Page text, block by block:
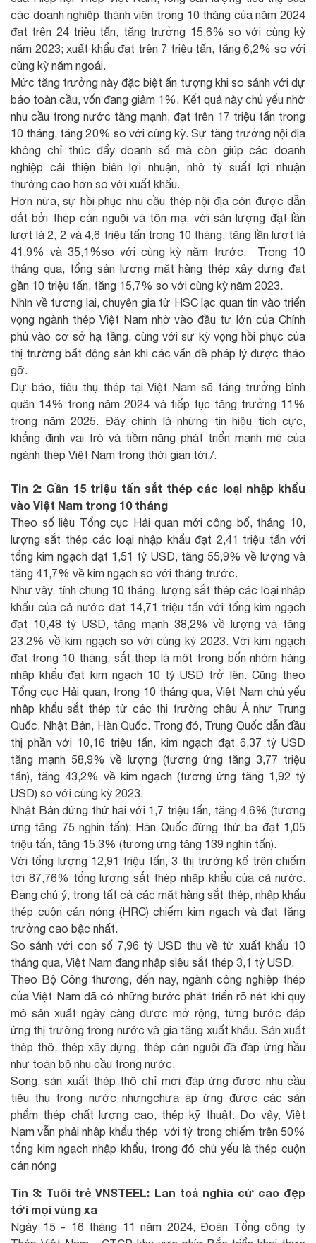
các doanh nghiệp thành viên trong 10 tháng của năm 2024
đạt trên 24 triệu tấn, tăng trưởng 15,6% so với cùng kỳ
năm 2023; xuất khẩu đạt trên 7 triệu tấn, tăng 6,2% so với
cùng kỳ năm ngoái.
Mức tăng trưởng này đặc biệt ấn tượng khi so sánh với dự
báo toàn cầu, vốn đang giảm 1%. Kết quả này chủ yếu nhờ
nhu cầu trong nước tăng mạnh, đạt trên 17 triệu tấn trong
10 tháng, tăng 20% so với cùng kỳ. Sự tăng trưởng nội địa
không chỉ thúc đẩy doanh số mà còn giúp các doanh
nghiệp cải thiện biên lợi nhuận, nhờ tỷ suất lợi nhuận
thường cao hơn so với xuất khẩu.
Hơn nữa, sự hồi phục nhu cầu thép nội địa còn được dẫn
dắt bởi thép cán nguội và tôn mạ, với sản lượng đạt lần
lượt là 2, 2 và 4,6 triệu tấn trong 10 tháng, tăng lần lượt là
41,9% và 35,1%so với cùng kỳ năm trước. Trong 10
tháng qua, tổng sản lượng mặt hàng thép xây dựng đạt
gần 10 triệu tấn, tăng 15,7% so với cùng kỳ năm 2023.
Nhìn về tương lai, chuyên gia từ HSC lạc quan tin vào triển
vọng ngành thép Việt Nam nhờ vào đầu tư lớn của Chính
phủ vào cơ sở hạ tầng, cùng với sự kỳ vọng hồi phục của
thị trường bất động sản khi các vấn đề pháp lý được tháo
gỡ.
Dự báo, tiêu thụ thép tại Việt Nam sẽ tăng trưởng bình
quân 14% trong năm 2024 và tiếp tục tăng trưởng 11%
trong năm 2025. Đây chính là những tín hiệu tích cực,
khẳng định vai trò và tiềm năng phát triển mạnh mẽ của
ngành thép Việt Nam trong thời gian tới./.
Tin 2: Gần 15 triệu tấn sắt thép các loại nhập khẩu
vào Việt Nam trong 10 tháng
Theo số liệu Tổng cục Hải quan mới công bố, tháng 10,
lượng sắt thép các loại nhập khẩu đạt 2,41 triệu tấn với
tổng kim ngạch đạt 1,51 tỷ USD, tăng 55,9% về lượng và
tăng 41,7% về kim ngạch so với tháng trước.
Như vậy, tính chung 10 tháng, lượng sắt thép các loại nhập
khẩu của cả nước đạt 14,71 triệu tấn với tổng kim ngạch
đạt 10,48 tỷ USD, tăng mạnh 38,2% về lượng và tăng
23,2% về kim ngạch so với cùng kỳ 2023. Với kim ngạch
đạt trong 10 tháng, sắt thép là một trong bốn nhóm hàng
nhập khẩu đạt kim ngạch 10 tỷ USD trở lên. Cũng theo
Tổng cục Hải quan, trong 10 tháng qua, Việt Nam chủ yếu
nhập khẩu sắt thép từ các thị trường châu Á như Trung
Quốc, Nhật Bản, Hàn Quốc. Trong đó, Trung Quốc dẫn đầu
thị phần với 10,16 triệu tấn, kim ngạch đạt 6,37 tỷ USD
tăng mạnh 58,9% về lượng (tương ứng tăng 3,77 triệu
tấn), tăng 43,2% về kim ngạch (tương ứng tăng 1,92 tỷ
USD) so với cùng kỳ 2023.
Nhật Bản đứng thứ hai với 1,7 triệu tấn, tăng 4,6% (tương
ứng tăng 75 nghìn tấn); Hàn Quốc đứng thứ ba đạt 1,05
triệu tấn, tăng 15,3% (tương ứng tăng 139 nghìn tấn).
Với tổng lượng 12,91 triệu tấn, 3 thị trường kể trên chiếm
tới 87,76% tổng lượng sắt thép nhập khẩu của cả nước.
Đang chú ý, trong tất cả các mặt hàng sắt thép, nhập khẩu
thép cuộn cán nóng (HRC) chiếm kim ngạch và đạt tăng
trưởng cao bậc nhất.
So sánh với con số 7,96 tỷ USD thu về từ xuất khẩu 10
tháng qua, Việt Nam đang nhập siêu sắt thép 3,1 tỷ USD.
Theo Bộ Công thương, đến nay, ngành công nghiệp thép
của Việt Nam đã có những bước phát triển rõ nét khi quy
mô sản xuất ngày càng được mở rộng, từng bước đáp
ứng thị trường trong nước và gia tăng xuất khẩu. Sản xuất
thép thô, thép xây dựng, thép cán nguội đã đáp ứng hầu
như toàn bộ nhu cầu trong nước.
Song, sản xuất thép thô chỉ mới đáp ứng được nhu cầu
tiêu thụ trong nước nhưngchưa áp ứng được các sản
phẩm thép chất lượng cao, thép kỹ thuật. Do vậy, Việt
Nam vẫn phải nhập khẩu thép với tỷ trọng chiếm trên 50%
tổng kim ngạch nhập khẩu, trong đó chủ yếu là thép cuộn
cán nóng
Tin 3: Tuổi trẻ VNSTEEL: Lan toả nghĩa cử cao đẹp
tới mọi vùng xa
Ngày 15 - 16 tháng 11 năm 2024, Đoàn Tổng công ty